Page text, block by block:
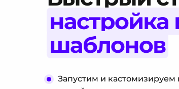
настройка
шаблонов
Запустим и